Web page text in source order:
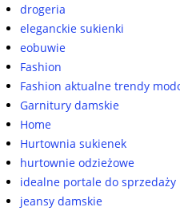
drogeria
eleganckie sukienki
eobuwie
Fashion
Fashion aktualne trendy
Garnitury damskie
Home
Hurtownia sukienek
hurtownie odzieżowe
idealne portale do sprzedaży
jeansy damskie